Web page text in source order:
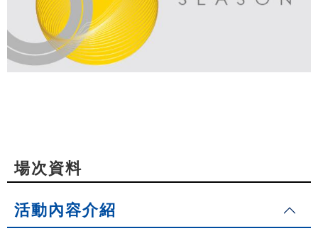
場次資料
活動內容介紹